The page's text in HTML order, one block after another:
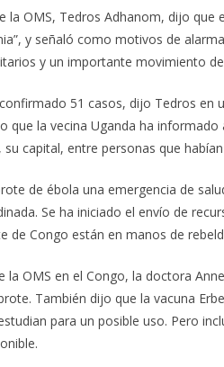
la OMS, Tedros Adhanom, dijo
y señaló como motivos de
y un importante movimiento
51 casos, dijo Tedros en
que la vecina Uganda ha
capital, entre personas que
de ébola una emergencia de
Se ha iniciado el envío de
de Congo están en manos de
la OMS en el Congo, la doctora
También dijo que la vacuna
para un posible uso. Pero